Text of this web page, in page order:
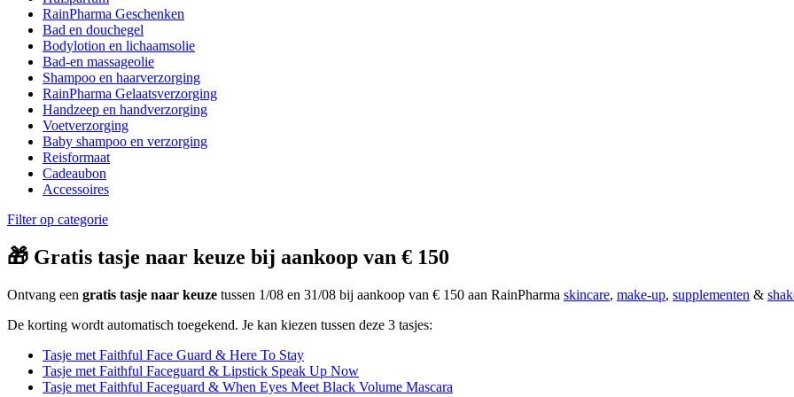
RainPharma Geschenken
Bad en douchegel
Bodylotion en lichaamsolie
Bad-en massageolie
Shampoo en haarverzorging
RainPharma Gelaatsverzorging
Handzeep en handverzorging
Voetverzorging
Baby shampoo en verzorging
Reisformaat
Cadeaubon
Accessoires
Filter op categorie
🎁 Gratis tasje naar keuze bij aankoop van € 150
Ontvang een gratis tasje naar keuze tussen 1/08 en 31/08 bij aankoop van € 150 aan RainPharma skincare, make-up, supplementen &
De korting wordt automatisch toegekend. Je kan kiezen tussen deze 3 tasjes:
Tasje met Faithful Face Guard & Here To Stay
Tasje met Faithful Faceguard & Lipstick Speak Up Now
Tasje met Faithful Faceguard & When Eyes Meet Black Volume Mascara